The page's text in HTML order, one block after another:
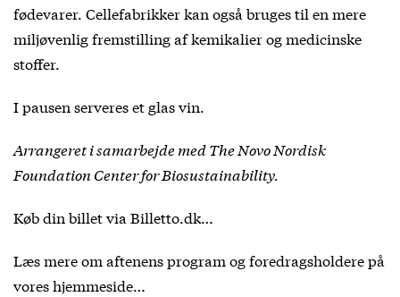
fødevarer. Cellefabrikker kan også bruges til en mere
miljøvenlig fremstilling af kemikalier og medicinske
stoffer.
I pausen serveres et glas vin.
Arrangeret i samarbejde med The Novo Nordisk
Foundation Center for Biosustainability.
Køb din billet via Billetto.dk…
Læs mere om aftenens program og foredragsholdere på
voreshjemmeside…